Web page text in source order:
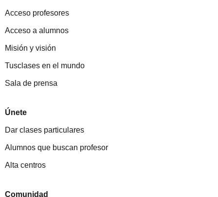
Acceso profesores
Acceso a alumnos
Misión y visión
Tusclases en el mundo
Sala de prensa
Únete
Dar clases particulares
Alumnos que buscan profesor
Alta centros
Comunidad